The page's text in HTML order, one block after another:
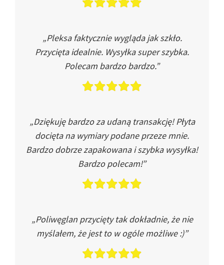
„Pleksa faktycznie wygląda jak szkło.
Przycięta idealnie. Wysyłka super szybka.
Polecam bardzo bardzo.”
„Dziękuję bardzo za udaną transakcję! Płyta
docięta na wymiary podane przeze mnie.
Bardzo dobrze zapakowana i szybka wysyłka!
Bardzo polecam!”
„Poliwęglan przycięty tak dokładnie, że nie
myślałem, że jest to w ogóle możliwe :)”